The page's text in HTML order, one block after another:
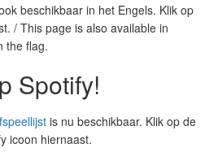
beschikbaar in het Engels. Klik op
/ This page is also available in
the flag.
Spotify!
is nu beschikbaar. Klik op de
icoon hiernaast.